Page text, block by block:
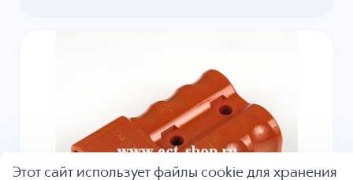
Этот сайт использует файлы cookie для хранения